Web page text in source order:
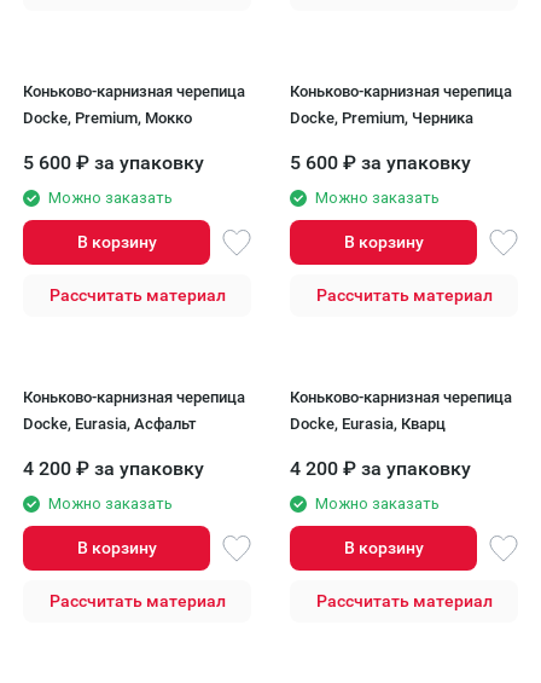
Коньково-карнизная черепица
Docke, Premium, Мокко
5 600 ₽ за упаковку
Можно заказать
В корзину
Рассчитать материал
Коньково-карнизная черепица
Docke, Premium, Черника
5 600 ₽ за упаковку
Можно заказать
В корзину
Рассчитать материал
Коньково-карнизная черепица
Docke, Eurasia, Асфальт
4 200 ₽ за упаковку
Можно заказать
В корзину
Рассчитать материал
Коньково-карнизная черепица
Docke, Eurasia, Кварц
4 200 ₽ за упаковку
Можно заказать
В корзину
Рассчитать материал